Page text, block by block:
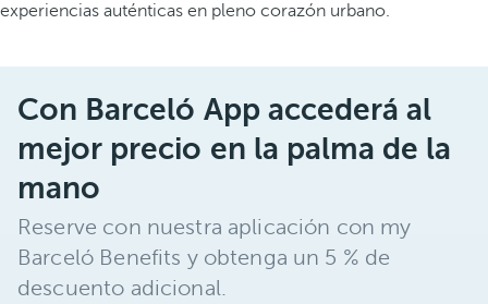
experiencias auténticas en pleno corazón urbano.
Con Barceló App accederá al
mejor precio en la palma de la
mano
Reserve con nuestra aplicación con my
Barceló Benefits y obtenga un 5 % de
descuento adicional.